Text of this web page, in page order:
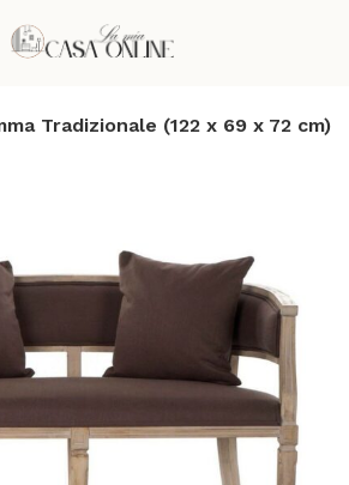
Tradizionale (122 x 69 x 72 cm)